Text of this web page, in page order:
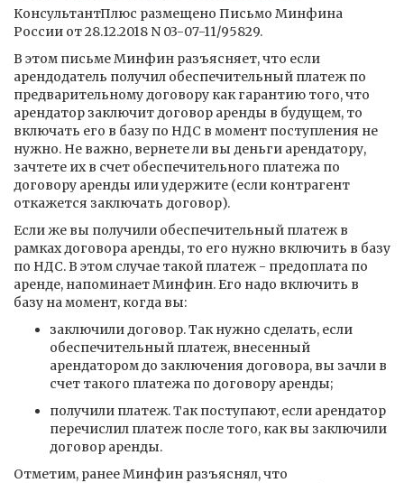
КонсультантПлюс размещено Письмо Минфина
России от 28.12.2018 N 03-07-11/95829.
В этом письме Минфин разъясняет, что если
арендодатель получил обеспечительный платеж по
предварительному договору как гарантию того, что
арендатор заключит договор аренды в будущем, то
включать его в базу по НДС в момент поступления не
нужно. Не важно, вернете ли вы деньги арендатору,
зачтете их в счет обеспечительного платежа по
договору аренды или удержите (если контрагент
откажется заключать договор).
Если же вы получили обеспечительный платеж в
рамках договора аренды, то его нужно включить в базу
по НДС. В этом случае такой платеж - предоплата по
аренде, напоминает Минфин. Его надо включить в
базу на момент, когда вы:
заключили договор. Так нужно сделать, если
обеспечительный платеж, внесенный
арендатором до заключения договора, вы зачли в
счет такого платежа по договору аренды;
получили платеж. Так поступают, если арендатор
перечислил платеж после того, как вы заключили
договор аренды.
Отметим, ранее Минфин разъяснял, что